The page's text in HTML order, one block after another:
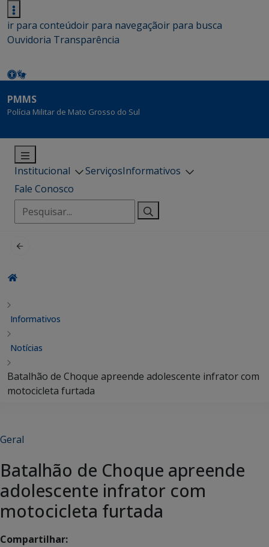
ir para conteúdoir para navegaçãoir para busca
Ouvidoria Transparência
PMMS
Polícia Militar de Mato Grosso do Sul
Institucional ServiçosInformativos
Fale Conosco
Pesquisar
por:
Informativos
Notícias
Batalhão de Choque apreende adolescente infrator com
motocicleta furtada
Geral
Batalhão de Choque apreende
adolescente infrator com
motocicleta furtada
Compartilhar: